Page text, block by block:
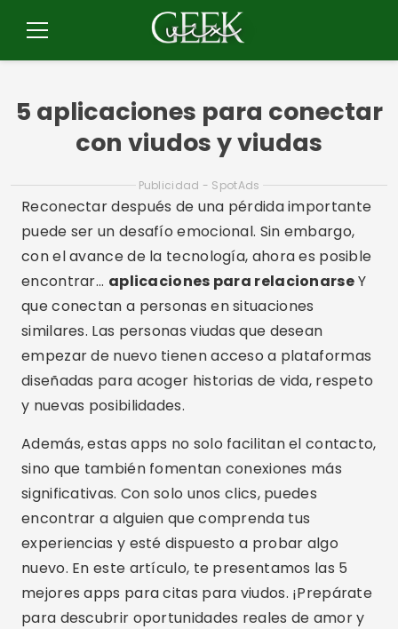
paraMenú
5 aplicaciones para conectar
con viudos y viudas
Publicidad - SpotAds
Reconectar después de una pérdida importante
puede ser un desafío emocional. Sin embargo,
con el avance de la tecnología, ahora es posible
encontrar... aplicaciones para relacionarseY
que conectan a personas en situaciones
similares. Las personas viudas que desean
empezar de nuevo tienen acceso a plataformas
diseñadas para acoger historias de vida, respeto
y nuevas posibilidades.
Además, estas apps no solo facilitan el contacto,
sino que también fomentan conexiones más
significativas. Con solo unos clics, puedes
encontrar a alguien que comprenda tus
experiencias y esté dispuesto a probar algo
nuevo. En este artículo, te presentamos las 5
mejores apps para citas para viudos. ¡Prepárate
para descubrir oportunidades reales de amor y